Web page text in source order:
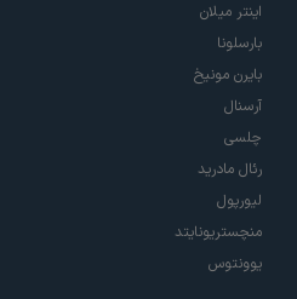
اینتر میلان
بارسلونا
بایرن مونیخ
آرسنال
چلسی
رئال مادرید
لیورپول
منچستریونایتد
یوونتوس